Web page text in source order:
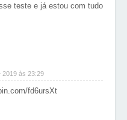
teste e já estou com tudo
2019 às 23:29
fd6ursXt